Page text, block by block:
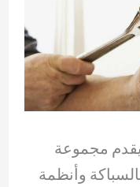
مجموعة
وأنظمة